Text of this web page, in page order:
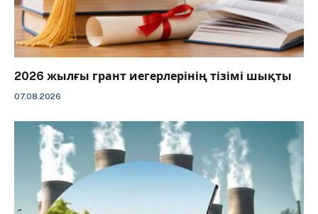
2026 жылғы грант иегерлерінің тізімі шықты
07.08.2026